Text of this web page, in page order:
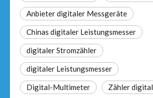
Anbieter digitaler Messgeräte
Chinas digitaler Leistungsmesser
digitaler Stromzähler
digitaler Leistungsmesser
Digital-Multimeter Zähler digital